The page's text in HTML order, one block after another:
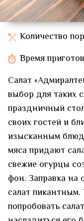
Количество
Время
Салат
выбор для таких
праздничный
своих гостей и
изысканным
мяса придают
свежие огурцы
фон. Заправка на
салат
попробовать